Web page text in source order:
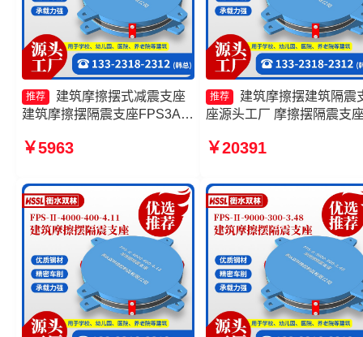
推荐
建筑摩擦摆式减震支座
建筑摩擦摆隔震支座FPS3A源
家 减隔震摩擦摆支座
￥5963
推荐
建筑摩擦摆建筑隔震
座源头工厂 摩擦摆隔震支
厂 摩擦摆隔震支座FPSII-
￥20391